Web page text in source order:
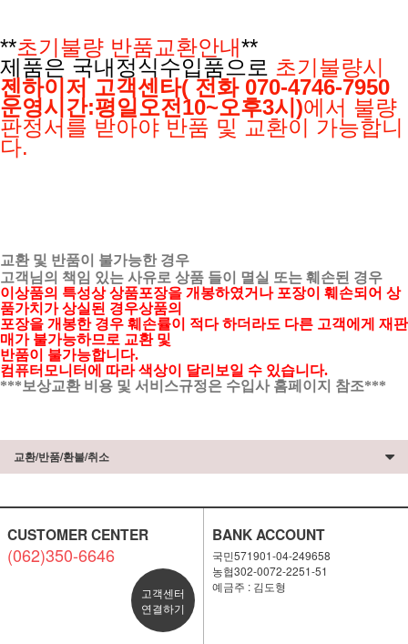
**초기불량 반품교환안내**
제품은 국내정식수입품으로 초기불량시
젠하이저 고객센타( 전화 070-4746-7950
운영시간:평일오전10~오후3시)에서 불량
판정서를 받아야 반품 및 교환이 가능합니
다.
교환 및 반품이 불가능한 경우
고객님의 책임 있는 사유로 상품 들이 멸실 또는 훼손된 경우
이상품의 특성상 상품포장을 개봉하였거나 포장이 훼손되어 상
품가치가 상실된 경우상품의
포장을 개봉한 경우 훼손률이 적다 하더라도 다른 고객에게 재판
매가 불가능하므로 교환 및
반품이 불가능합니다.
컴퓨터모니터에 따라 색상이 달리보일 수 있습니다.
***보상교환 비용 및 서비스규정은 수입사 홈페이지 참조***
교환/반품/환불/취소
CUSTOMER CENTER
(062)350-6646
고객센터
연결하기
BANK ACCOUNT
국민571901-04-249658
농협302-0072-2251-51
예금주 : 김도형